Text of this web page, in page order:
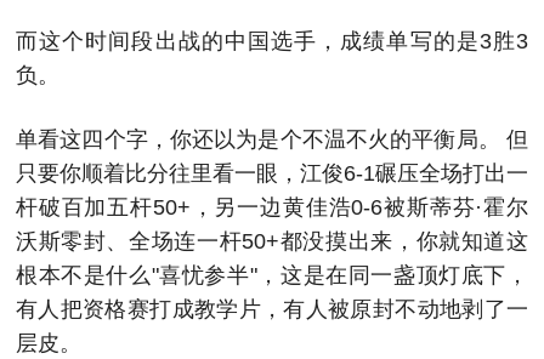
而这个时间段出战的中国选手，成绩单写的是3胜3
负。
单看这四个字，你还以为是个不温不火的平衡局。 但
只要你顺着比分往里看一眼，江俊6-1碾压全场打出一
杆破百加五杆50+，另一边黄佳浩0-6被斯蒂芬·霍尔
沃斯零封、全场连一杆50+都没摸出来，你就知道这
根本不是什么"喜忧参半"，这是在同一盏顶灯底下，
有人把资格赛打成教学片，有人被原封不动地剥了一
层皮。